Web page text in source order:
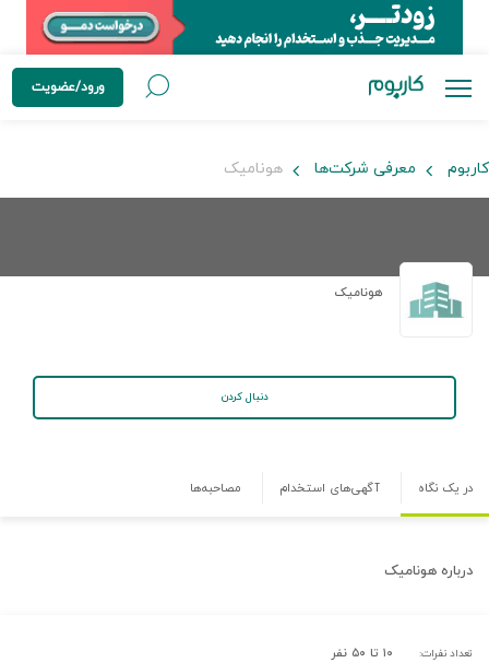
ورود/عضویت
کاربوم معرفی شرکت‌ها هونامیک
هونامیک
دنبال کردن
در یک نگاه آگهی‌های استخدام مصاحبه‌ها
درباره هونامیک
تعداد نفرات: ۱۰ تا ۵۰ نفر